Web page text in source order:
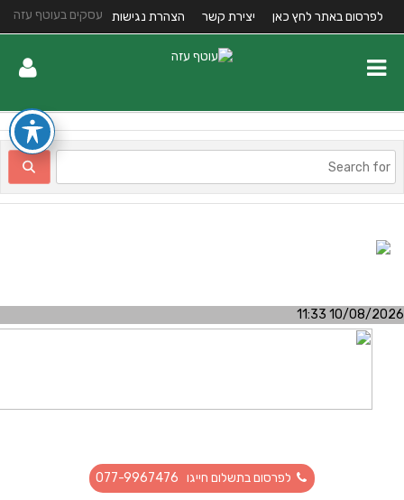
עסקים בעוטף עזה לפרסום באתר לחץ כאן יצירת קשר הצהרת נגישות
10/08/2026
לפרסום בתשלום חייגו 077-9967476